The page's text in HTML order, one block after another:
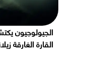
الجيولوجيون
القارة الغارقة